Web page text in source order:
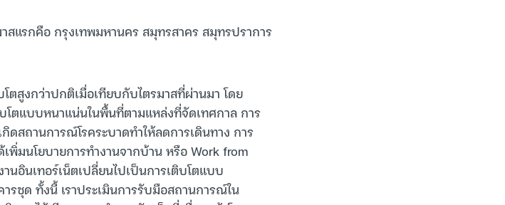
สแรกคือ กรุงเทพมหานคร สมุทรสาคร สมุทรปราการ
ตสูงกว่าปกติเมื่อเทียบกับไตรมาสที่ผ่านมา โดย
โตแบบหนาแน่นในพื้นที่ตามแหล่งที่จัดเทศกาล การ
สถานการณ์โรคระบาดทำให้ลดการเดินทาง การ
พิ่มนโยบายการทำงานจากบ้าน หรือ Work from
นอินเทอร์เน็ตเปลี่ยนไปเป็นการเติบโตแบบ
ชุด ทั้งนี้ เราประเมินการรับมือสถานการณ์ใน